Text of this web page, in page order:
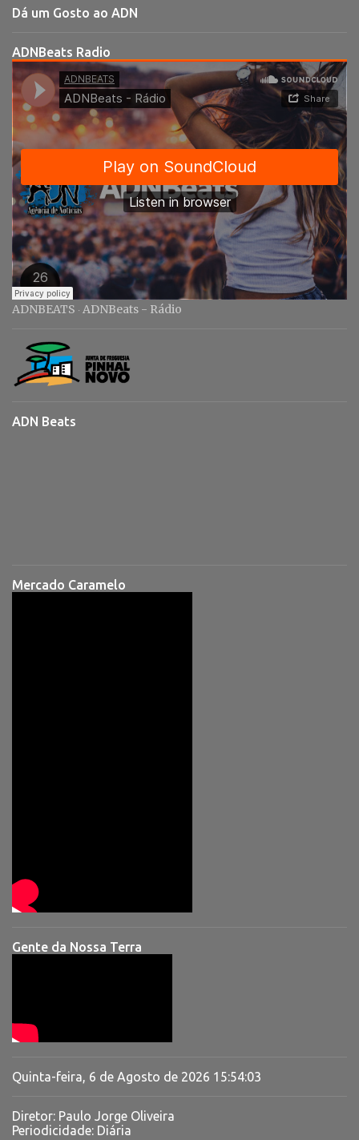
t
r
i
s
Dá um Gosto ao ADN
ADNBeats Radio
ADNBEATS · ADNBeats - Rádio
ADN Beats
Mercado Caramelo
Gente da Nossa Terra
Quinta-feira, 6 de Agosto de 2026 15:54:03
Diretor: Paulo Jorge Oliveira
Periodicidade: Diária